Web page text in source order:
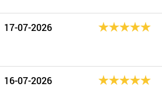
17-07-2026
16-07-2026